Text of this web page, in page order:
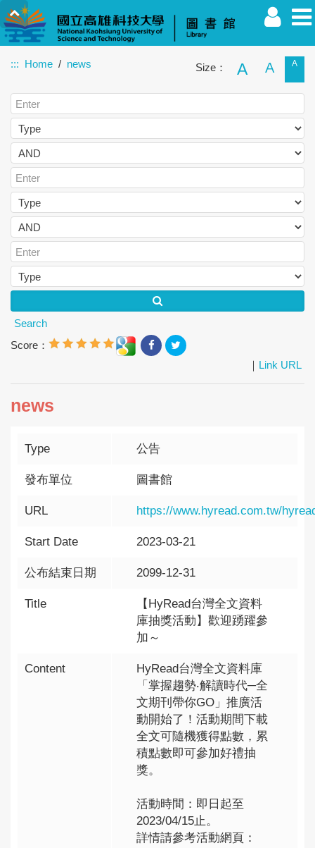
Faculty Student Alumnus Others Guest
::: Home news Size： A A A
Search
Score：
｜ Link URL
news
Type 公告
發布單位 圖書館
URL https://www.hyread.com.tw/
Start Date 2023-03-21
公布結束日期 2099-12-31
Title
【HyRead台灣全文資料
庫抽獎活動】歡迎踴躍參
加～
Content
HyRead台灣全文資料庫
「掌握趨勢‧解讀時代─全
文期刊帶你GO」推廣活
動開始了！活動期間下載
全文可隨機獲得點數，累
積點數即可參加好禮抽
獎。
活動時間：即日起至
2023/04/15止。
詳情請參考活動網頁：